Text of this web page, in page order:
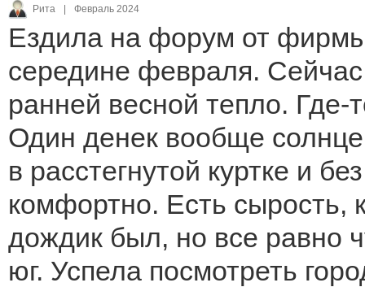
Рита | Февраль 2024
Ездила на форум от
середине февраля.
ранней весной тепло. Где-
Один денек вообще солнце
в расстегнутой куртке и
комфортно. Есть сырость,
дождик был, но все равно
юг. Успела посмотреть